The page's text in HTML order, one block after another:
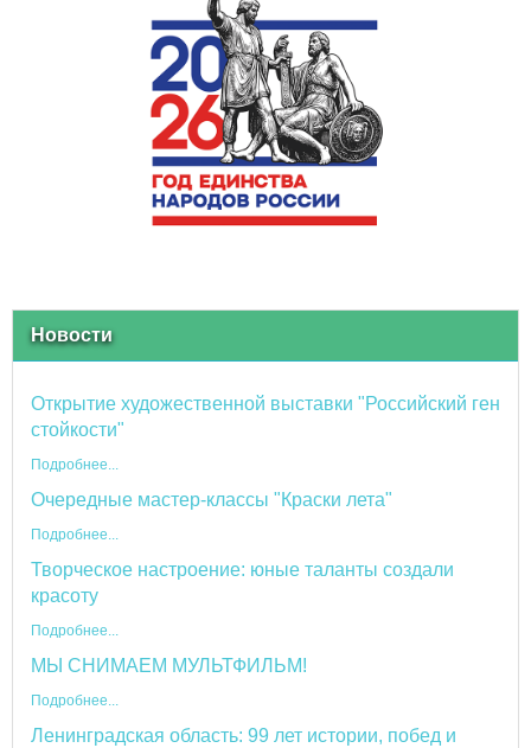
Новости
Открытие художественной выставки "Российский ген
стойкости"
Подробнее...
Очередные мастер-классы "Краски лета"
Подробнее...
Творческое настроение: юные таланты создали
красоту
Подробнее...
МЫ СНИМАЕМ МУЛЬТФИЛЬМ!
Подробнее...
Ленинградская область: 99 лет истории, побед и